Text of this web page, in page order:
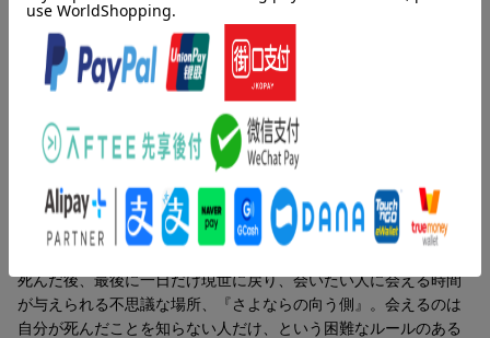
人と人、想いと想いを繋ぐ感動の物語、第一部完結！
＜プロフィール＞
千葉県出身。2011年、函館港イルミナシオン映画祭第15回シナリ
オ大賞で最終選考に残る。2015年、『海の見える花屋フルールの
事件記 〜秋山瑠璃は恋をしない〜』（TO文庫）で長編小説デビ
ュー。以来、千葉が舞台の小説を上梓し続ける。2021年6月に刊
行した『さよならの向う側』（小社刊）は、同年9月に読売テレ
ビ・日本テレビ系で実写TVドラマ化され、第2弾の『さよならの
に』（中央公論新社）、『分岐駅まほろし』（実業之日本社）、
『風と共に咲きぬ』（角川文庫）等がある。
内容紹介（JPROより）
「これから、あなたが繋ぐものはなんですか？」上川隆也主演ド
ラマで話題となった、人と人、想いと想いを繋ぐ感動物語、第一
内容紹介（「BOOK」データベースより）
死んだ後、最後に一日だけ現世に戻り、会いたい人に会える時間
が与えられる不思議な場所、『さよならの向う側』。会えるのは
自分が死んだことを知らない人だけ、という困難なルールのある